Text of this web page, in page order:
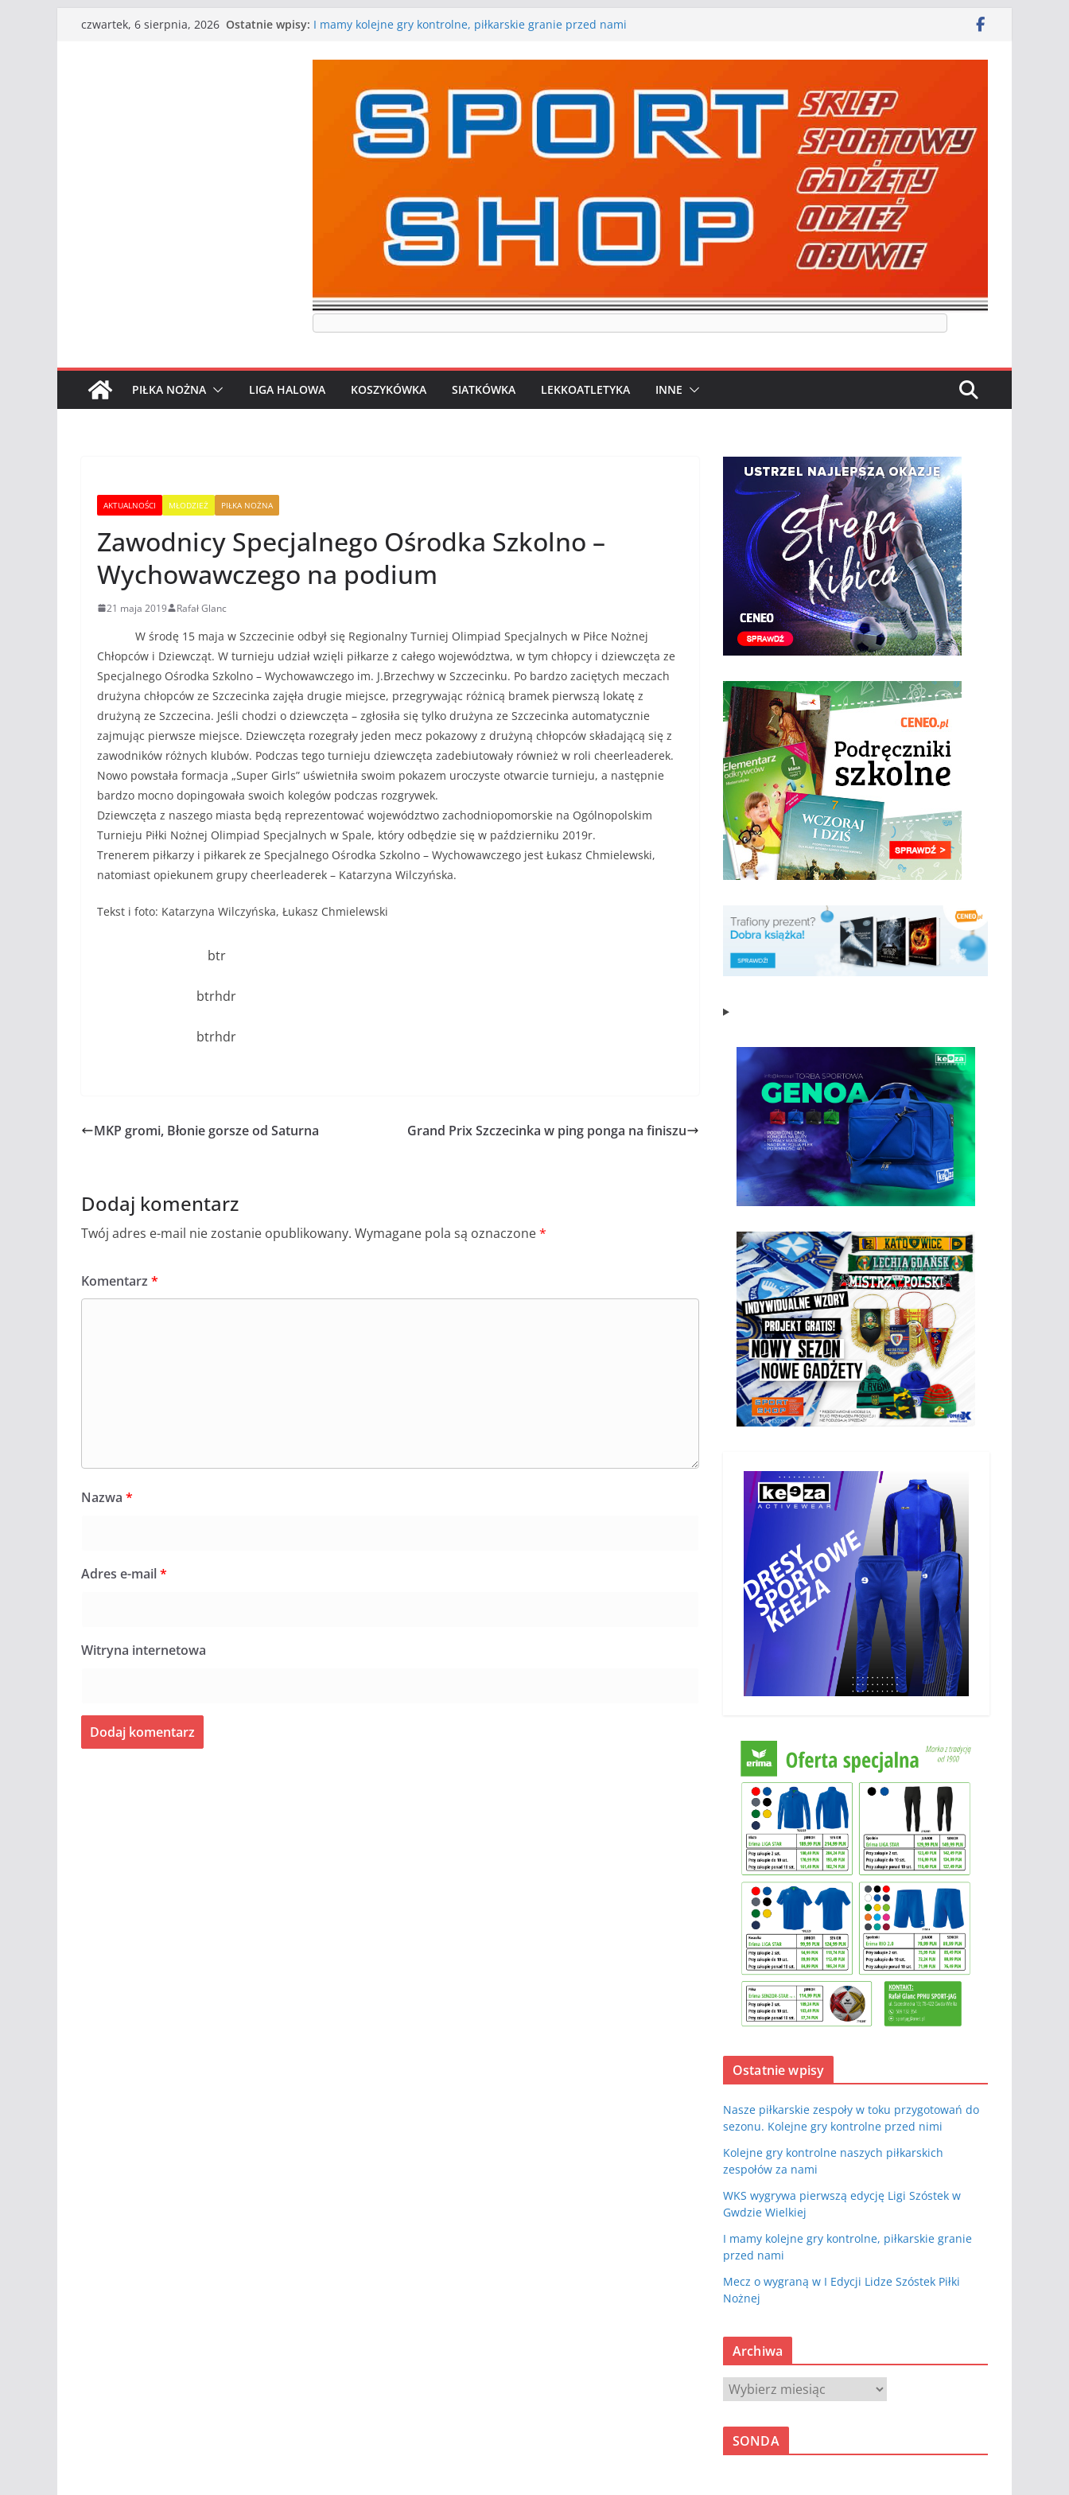
Przejdź
czwartek, 6 sierpnia, 2026 Ostatnie wpisy: I mamy kolejne gry kontrolne, piłkarskie granie przed nami
Kolejne gry kontrolne naszych piłkarskich zespołów za nami
WKS wygrywa pierwszą edycję Ligi Szóstek w Gwdzie
PIŁKA NOŻNA LIGA HALOWA KOSZYKÓWKA SIATKÓWKA LEKKOATLETYKA INNE
AKTUALNOŚCI MŁODZIEŻ PIŁKA NOŻNA
Zawodnicy Specjalnego Ośrodka Szkolno –
Wychowawczego na podium
21 maja 2019 Rafał Glanc
W środę 15 maja w Szczecinie odbył się Regionalny Turniej Olimpiad Specjalnych w Piłce Nożnej
Chłopców i Dziewcząt. W turnieju udział wzięli piłkarze z całego województwa, w tym chłopcy i dziewczęta ze
Specjalnego Ośrodka Szkolno – Wychowawczego im. J.Brzechwy w Szczecinku. Po bardzo zaciętych meczach
drużyna chłopców ze Szczecinka zajęła drugie miejsce, przegrywając różnicą bramek pierwszą lokatę z
drużyną ze Szczecina. Jeśli chodzi o dziewczęta – zgłosiła się tylko drużyna ze Szczecinka automatycznie
zajmując pierwsze miejsce. Dziewczęta rozegrały jeden mecz pokazowy z drużyną chłopców składającą się z
zawodników różnych klubów. Podczas tego turnieju dziewczęta zadebiutowały również w roli cheerleaderek.
Nowo powstała formacja „Super Girls” uświetniła swoim pokazem uroczyste otwarcie turnieju, a następnie
bardzo mocno dopingowała swoich kolegów podczas rozgrywek.
Dziewczęta z naszego miasta będą reprezentować województwo zachodniopomorskie na Ogólnopolskim
Turnieju Piłki Nożnej Olimpiad Specjalnych w Spale, który odbędzie się w październiku 2019r.
Trenerem piłkarzy i piłkarek ze Specjalnego Ośrodka Szkolno – Wychowawczego jest Łukasz Chmielewski,
natomiast opiekunem grupy cheerleaderek – Katarzyna Wilczyńska.
Tekst i foto: Katarzyna Wilczyńska, Łukasz Chmielewski
btr
btrhdr
btrhdr
MKP gromi, Błonie gorsze od Saturna Grand Prix Szczecinka w ping ponga na finiszu
Dodaj komentarz
Twój adres e-mail nie zostanie opublikowany. Wymagane pola są oznaczone*
Komentarz *
Nazwa *
Adres e-mail*
Witryna internetowa
Ostatnie wpisy
Nasze piłkarskie zespoły w toku przygotowań do
sezonu. Kolejne gry kontrolne przed nimi
Kolejne gry kontrolne naszych piłkarskich
zespołów za nami
WKS wygrywa pierwszą edycję Ligi Szóstek w
Gwdzie Wielkiej
I mamy kolejne gry kontrolne, piłkarskie granie
przed nami
Mecz o wygraną w I Edycji Lidze Szóstek Piłki
Nożnej
Archiwa
A
c
SONDA